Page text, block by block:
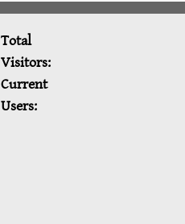
Total
Visitors:
Current
Users: